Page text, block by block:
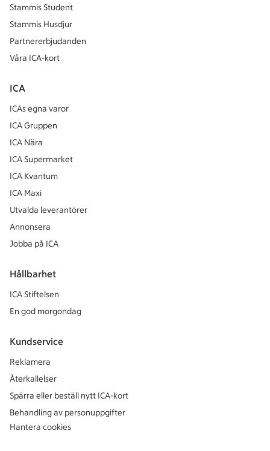
Stammis Student
Stammis Husdjur
Partnererbjudanden
Våra ICA-kort
ICA
ICAs egna varor
ICA Gruppen
ICA Nära
ICA Supermarket
ICA Kvantum
ICA Maxi
Utvalda leverantörer
Annonsera
Jobba på ICA
Hållbarhet
ICA Stiftelsen
En god morgondag
Kundservice
Reklamera
Återkallelser
Spärra eller beställ nytt ICA-kort
Behandling av personuppgifter
Hantera cookies